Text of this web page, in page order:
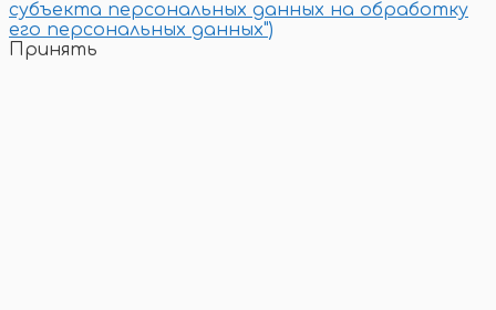
субъекта персональных данных на обработку
его персональных данных")
Принять